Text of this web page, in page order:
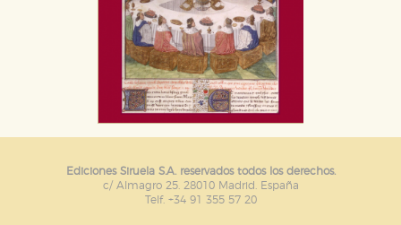
Ediciones Siruela S.A. reservados todos los derechos.
c/ Almagro 25. 28010 Madrid. España
Telf. +34 91 355 57 20